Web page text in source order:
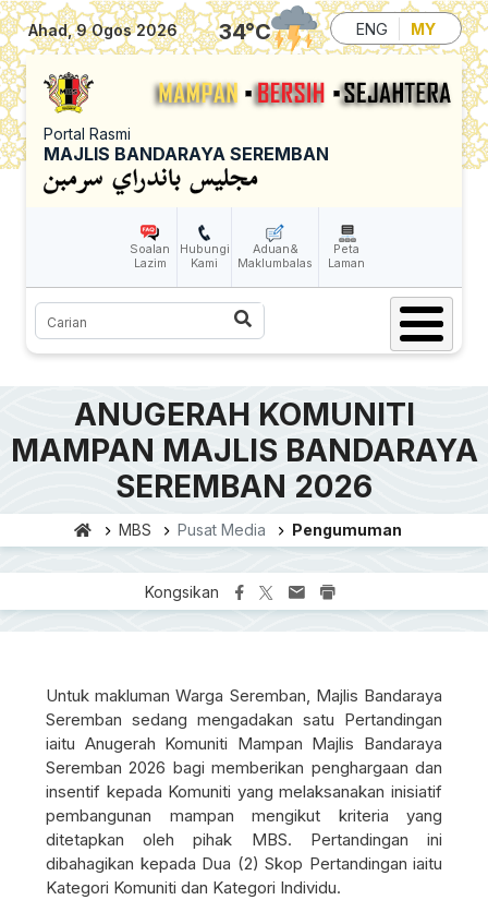
Skip to main content
Ahad, 9 Ogos 2026 34°C ENG MY
Portal Rasmi
MAJLIS BANDARAYA SEREMBAN
Soalan
Lazim
Hubungi
Kami
Aduan&
Maklumbalas
Peta
Laman
Carian
ANUGERAH KOMUNITI
MAMPAN MAJLIS BANDARAYA
SEREMBAN 2026
MBS Pusat Media Pengumuman
Kongsikan
Untuk makluman Warga Seremban, Majlis Bandaraya
Seremban sedang mengadakan satu Pertandingan
iaitu Anugerah Komuniti Mampan Majlis Bandaraya
Seremban 2026 bagi memberikan penghargaan dan
insentif kepada Komuniti yang melaksanakan inisiatif
pembangunan mampan mengikut kriteria yang
ditetapkan oleh pihak MBS. Pertandingan ini
dibahagikan kepada Dua (2) Skop Pertandingan iaitu
Kategori Komuniti dan Kategori Individu.